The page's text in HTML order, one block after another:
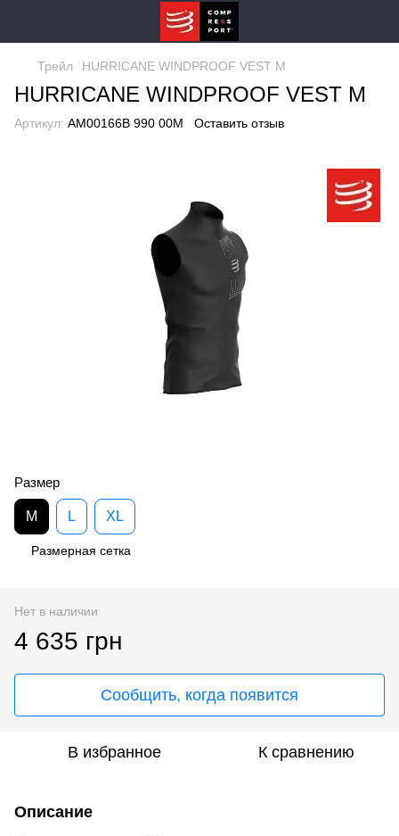
Трейл HURRICANE WINDPROOF VEST M
HURRICANE WINDPROOF VEST M
Артикул: AM00166B 990 00M Оставить отзыв
Размер
M L XL
Размерная сетка
Нет в наличии
4 635 грн
Сообщить, когда появится
В избранное К сравнению
Описание